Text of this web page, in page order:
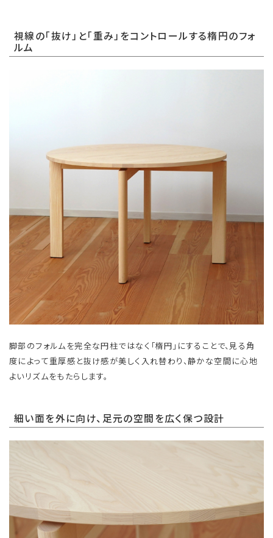
視線の「抜け」と「重み」をコントロールする楕円のフォ
ルム
脚部のフォルムを完全な円柱ではなく「楕円」にすることで、見る角
度によって重厚感と抜け感が美しく入れ替わり、静かな空間に心地
よいリズムをもたらします。
細い面を外に向け、足元の空間を広く保つ設計